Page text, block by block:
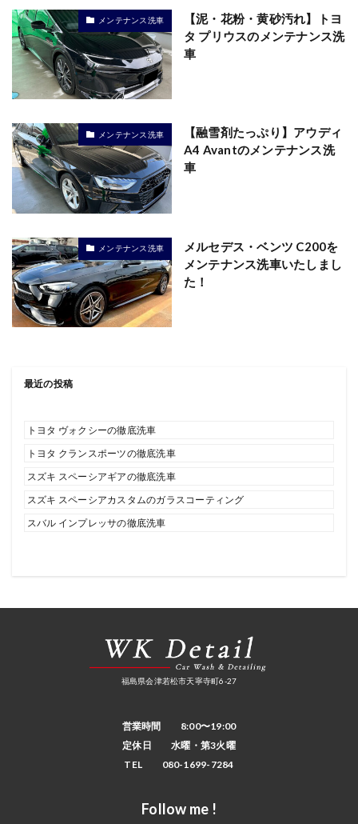
メンテナンス洗車
【泥・花粉・黄砂汚れ】トヨ
タ プリウスのメンテナンス洗
車
メンテナンス洗車
【融雪剤たっぷり】アウディ
A4 Avantのメンテナンス洗
車
メンテナンス洗車
メルセデス・ベンツ C200を
メンテナンス洗車いたしまし
た！
最近の投稿
トヨタ ヴォクシーの徹底洗車
トヨタ クランスポーツの徹底洗車
スズキ スペーシアギアの徹底洗車
スズキ スペーシアカスタムのガラスコーティング
スバル インプレッサの徹底洗車
福島県会津若松市天寧寺町6-27
営業時間 8:00〜19:00
定休日 水曜・第3火曜
TEL 080-1699-7284
Follow me !